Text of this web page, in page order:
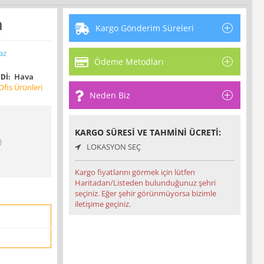
Hava
Ürünleri
Kargo Gönderim Süreleri
Ödeme Metodları
Neden Biz
KARGO SÜRESI VE TAHMINI ÜCRETI:
LOKASYON SEÇ
Kargo fiyatlarını görmek için lütfen
Haritadan/Listeden bulunduğunuz şehri
seçiniz. Eğer şehir görünmüyorsa bizimle
iletişime geçiniz.